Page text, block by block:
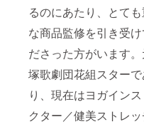
るのにあたり、とて
な商品監修を引き受け
ださった方がいます
塚歌劇団花組スター
り、現在はヨガイン
クター／健美ストレッ